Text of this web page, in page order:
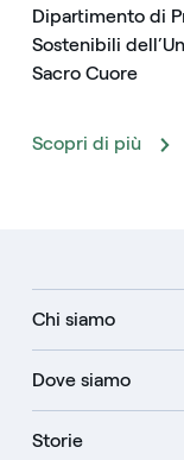
Dipartimento di
Sostenibili
Sacro Cuore
Scopri di più
Chi siamo
Dove siamo
Storie